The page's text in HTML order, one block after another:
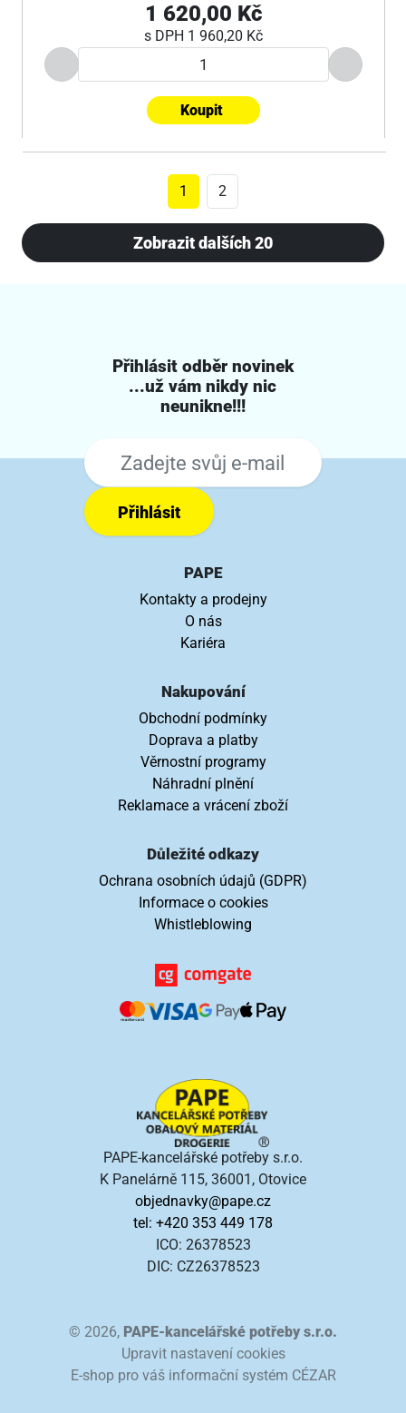
1 620,00 Kč
s DPH 1 960,20 Kč
Koupit
1 2
Zobrazit dalších 20
Přihlásit odběr novinek
...už vám nikdy nic
neunikne!!!
Přihlásit
PAPE
Kontakty a prodejny
O nás
Kariéra
Nakupování
Obchodní podmínky
Doprava a platby
Věrnostní programy
Náhradní plnění
Reklamace a vrácení zboží
Důležité odkazy
Ochrana osobních údajů (GDPR)
Informace o cookies
Whistleblowing
PAPE-kancelářské potřeby s.r.o.
K Panelárně 115, 36001, Otovice
objednavky@pape.cz
tel: +420 353 449 178
ICO: 26378523
DIC: CZ26378523
© 2026, PAPE-kancelářské potřeby s.r.o.
Upravit nastavení cookies
E-shop pro váš informační systém CÉZAR